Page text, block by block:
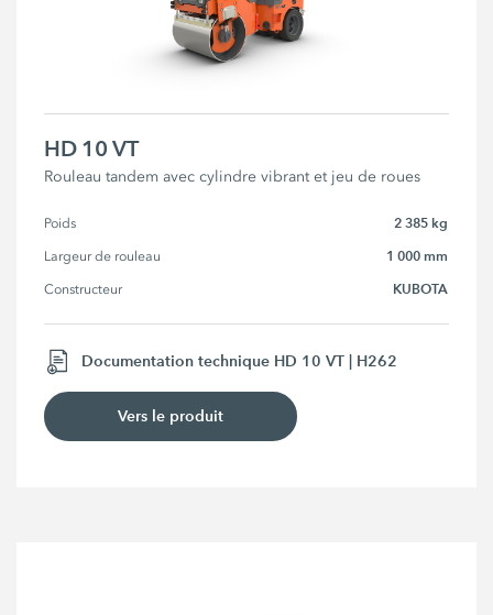
HD 10 VT
Rouleau tandem avec cylindre vibrant et jeu de roues
Poids 2 385 kg
Largeur de rouleau 1 000 mm
Constructeur KUBOTA
Documentation technique HD 10 VT | H262
Vers le produit